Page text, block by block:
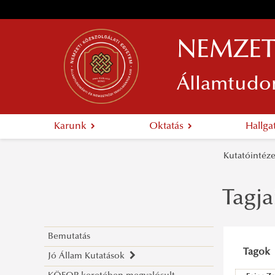
Karunk Oktatás
Bemutatás
Jó Állam Kutatások Tagok